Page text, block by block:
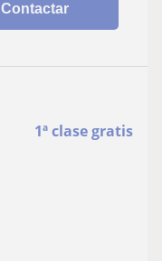
Contactar
1ª clase gratis